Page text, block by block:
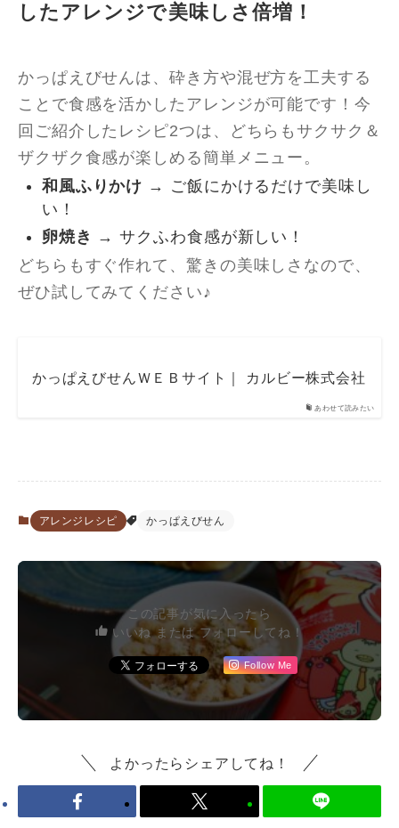
したアレンジで美味しさ倍増！
かっぱえびせんは、砕き方や混ぜ方を工夫する
ことで食感を活かしたアレンジが可能です！今
回ご紹介したレシピ2つは、どちらもサクサク＆
ザクザク食感が楽しめる簡単メニュー。
和風ふりかけ → ご飯にかけるだけで美味し
い！
卵焼き → サクふわ食感が新しい！
どちらもすぐ作れて、驚きの美味しさなので、
ぜひ試してみてください♪
あわせて読みたい
かっぱえびせんＷＥＢサイト｜ カルビー株式会社
アレンジレシピ かっぱえびせん
この記事が気に入ったら
いいね または フォローしてね！
Follow Me
よかったらシェアしてね！